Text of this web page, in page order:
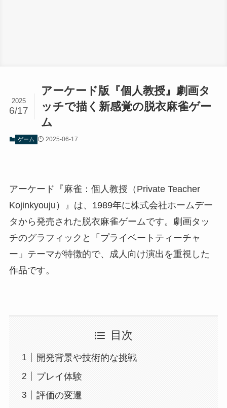
アーケード版『個人教授』劇画タ
ッチで描く新感覚の脱衣麻雀ゲー
ム
2025
6/17
ゲーム 2025-06-17
アーケード『麻雀：個人教授（Private Teacher
Kojinkyouju）』は、1989年に株式会社ホームデー
タから発売された脱衣麻雀ゲームです。劇画タッ
チのグラフィックと「プライベートティーチャ
ー」テーマが特徴的で、成人向け演出を重視した
作品です。
目次
開発背景や技術的な挑戦
プレイ体験
評価の変遷